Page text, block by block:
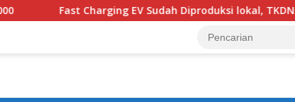
Charging EV Sudah Diproduksi lokal, TKDN Capai 50 Persen